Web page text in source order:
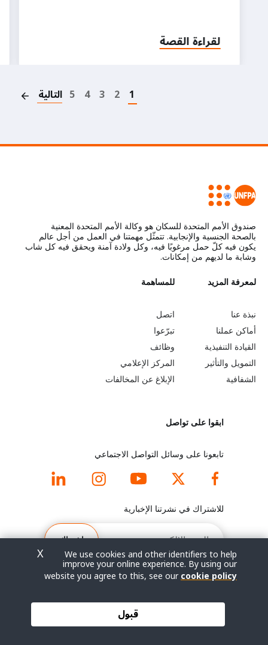
لقراءة القصة
1
2
3
4
5 التالية
صندوق الأمم المتحدة للسكان هو وكالة الأمم المتحدة المعنية
بالصحة الجنسية والإنجابية. تتمثّل مهمتنا في العمل من أجل عالم
يكون فيه كلّ حمل مرغوبًا فيه، وكل ولادة آمنة ويحقق فيه كل شاب
وشابة ما لديهم من إمكانات.
L
e
a
r
n
o
لمعرفة المزيد
نبذة عنا
أماكن عملنا
القيادة التنفيذية
التمويل والتأثير
الشفافية
G
o
b
e
y
n
d
f
o
o
t
e
r
m
للمساهمة
اتصل
تبرّعوا
وظائف
المركز الإعلامي
الإبلاغ عن المخالفات
ابقوا على تواصل
تابعونا على وسائل التواصل الاجتماعي
للاشتراك في نشرتنا الإخبارية
البريد
الإلكتروني
اشتراك
سياسة الخصوصية
We use cookies and other identifiers to help
improve your online experience. By using our
website you agree to this, see ourcookie policy
قبول
X